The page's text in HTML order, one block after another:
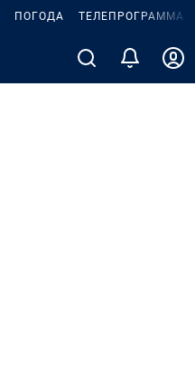
ПОГОДА ТЕЛЕПРОГРАММА